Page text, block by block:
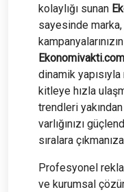
kolaylığı sunan
sayesinde
Ekonomivakti.com
dinamik
kitleye hızla
trendleri
varlığınızı
sıralara
Profesyonel
ve kurumsal